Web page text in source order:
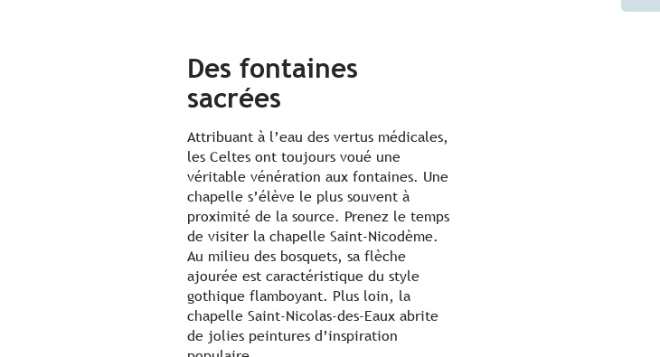
Des fontaines
sacrées
Attribuant à l’eau des vertus médicales,
les Celtes ont toujours voué une
véritable vénération aux fontaines. Une
chapelle s’élève le plus souvent à
proximité de la source. Prenez le temps
de visiter la chapelle Saint-Nicodème.
Au milieu des bosquets, sa flèche
ajourée est caractéristique du style
gothique flamboyant. Plus loin, la
chapelle Saint-Nicolas-des-Eaux abrite
de jolies peintures d’inspiration